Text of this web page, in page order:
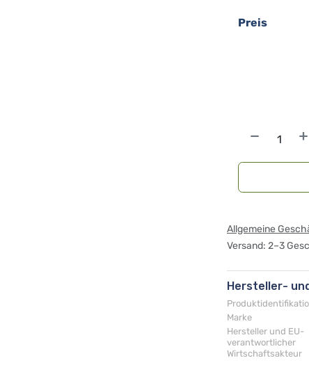
Preis
Allgemeine
Versand: 2–3
Hersteller-
Marke
Hersteller und EU-
verantwortlicher
Wirtschaftsakteur